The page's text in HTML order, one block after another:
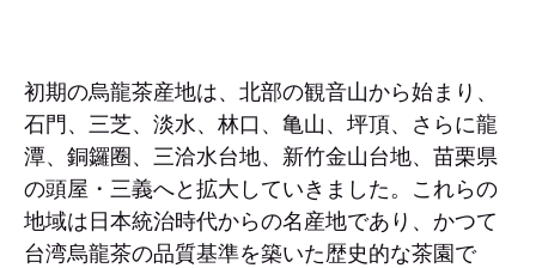
初期の烏龍茶産地は、北部の観音山から始まり、
石門、三芝、淡水、林口、亀山、坪頂、さらに龍
潭、銅鑼圈、三洽水台地、新竹金山台地、苗栗県
の頭屋・三義へと拡大していきました。これらの
地域は日本統治時代からの名産地であり、かつて
台湾烏龍茶の品質基準を築いた歴史的な茶園で